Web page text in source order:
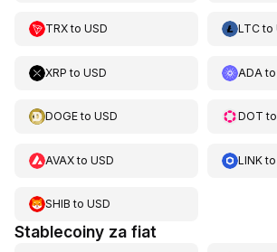
TRXto USD LTCto
XRP to USD ADA
DOGEto USD DOT
AVAXto USD LINK
SHIB to USD
Stablecoiny za fiat